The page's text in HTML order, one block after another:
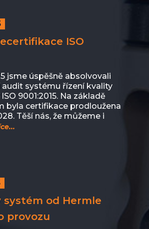
ISO
jsme úspěšně absolvovali
systému řízení kvality
9001:2015. Na základě
byla certifikace prodloužena
Těší nás, že můžeme i
systém od Hermle
provozu